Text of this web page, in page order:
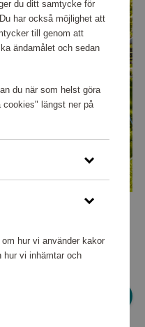
handla
du ditt samtycke för
har också möjlighet att
till genom att
ändamålet och sedan
du när som helst göra
längst ner på
hur vi använder kakor
hur vi inhämtar och